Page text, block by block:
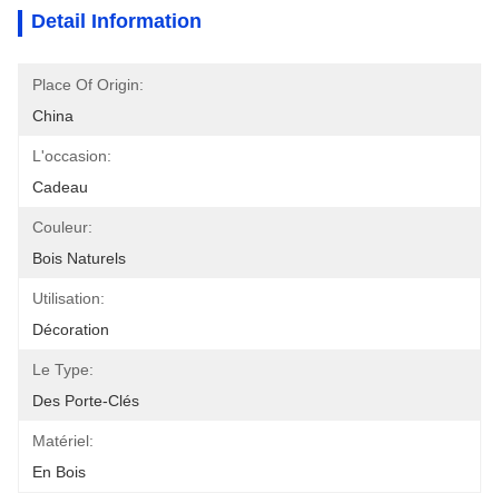
Detail Information
Place Of Origin:
China
L'occasion:
Cadeau
Couleur:
Bois Naturels
Utilisation:
Décoration
Le Type:
Des Porte-Clés
Matériel:
En Bois